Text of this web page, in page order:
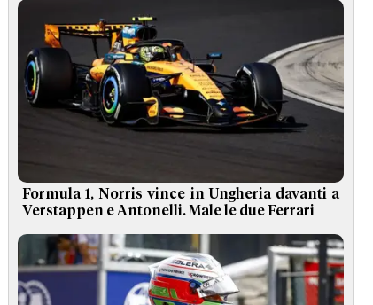
Formula 1, Norris vince in Ungheria davanti a
Verstappen e Antonelli. Male le due Ferrari